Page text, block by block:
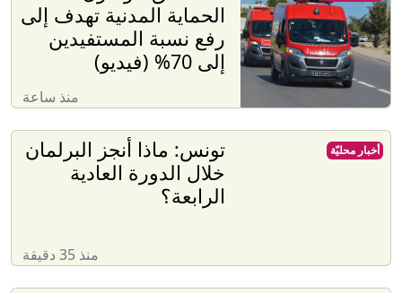
الحماية المدنية تهدف إلى
رفع نسبة المستفيدين
إلى 70% (فيديو)
منذ ساعة
تونس: ماذا أنجز البرلمان
خلال الدورة العادية
الرابعة؟
منذ 35 دقيقة
أخبار محليّة